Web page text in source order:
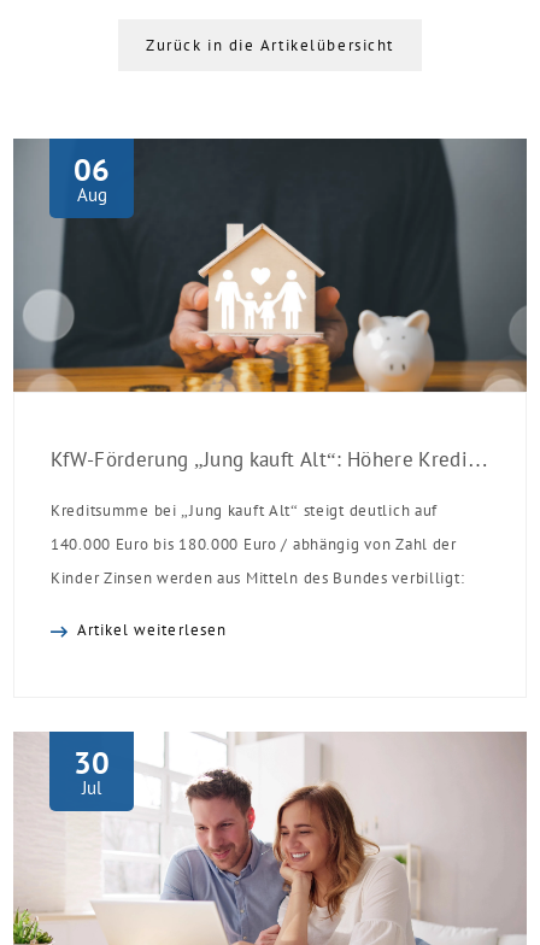
Zurück in die Artikelübersicht
06
Aug
KfW-Förderung „Jung kauft Alt“: Höhere Kredite ab August 2026
Kreditsumme bei „Jung kauft Alt“ steigt deutlich auf
140.000 Euro bis 180.000 Euro / abhängig von Zahl der
Kinder Zinsen werden aus Mitteln des Bundes verbilligt:
Einzelmaßnahmen […]
Artikel weiterlesen
30
Jul